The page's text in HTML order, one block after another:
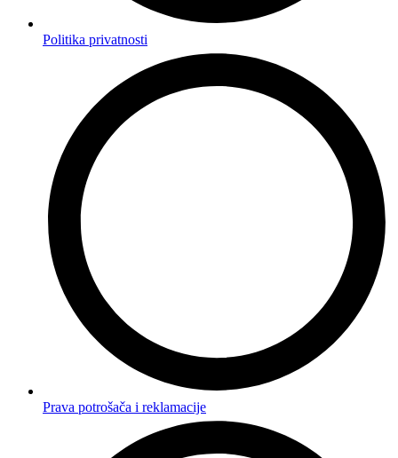
Politika privatnosti
Prava potrošača i reklamacije